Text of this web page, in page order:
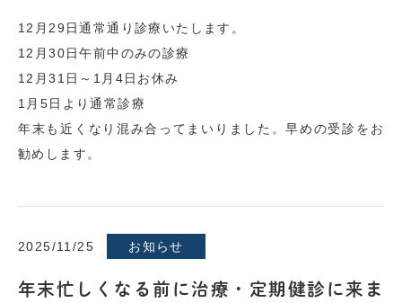
12月29日通常通り診療いたします。
12月30日午前中のみの診療
12月31日～1月4日お休み
1月5日より通常診療
年末も近くなり混み合ってまいりました。早めの受診をお
勧めします。
2025/11/25 お知らせ
年末忙しくなる前に治療・定期健診に来ま